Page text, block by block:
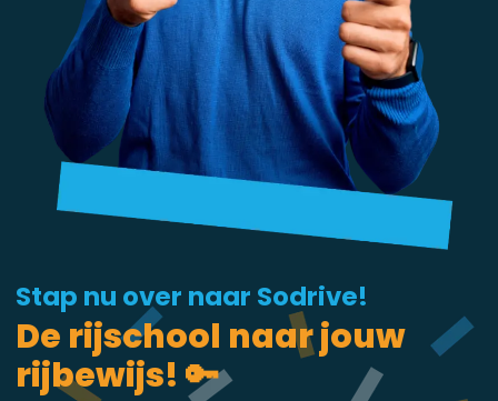
Stap nu over naar Sodrive!
De rijschool naar jouw
rijbewijs! 🔑